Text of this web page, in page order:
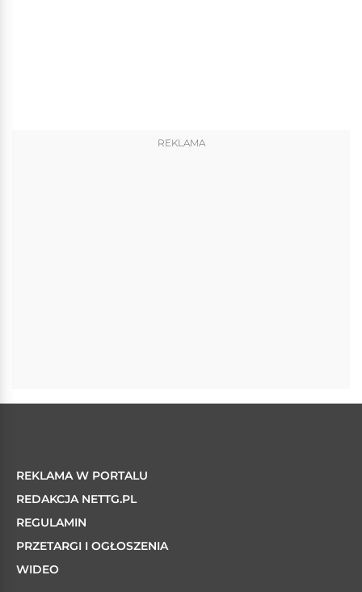
REKLAMA
REKLAMA W PORTALU
REDAKCJA NETTG.PL
REGULAMIN
PRZETARGI I OGŁOSZENIA
WIDEO